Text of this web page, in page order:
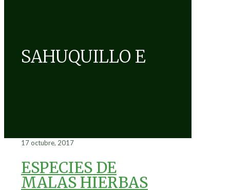
SAHUQUILLO E
17 octubre, 2017
ESPECIES DE
MALAS HIERBAS